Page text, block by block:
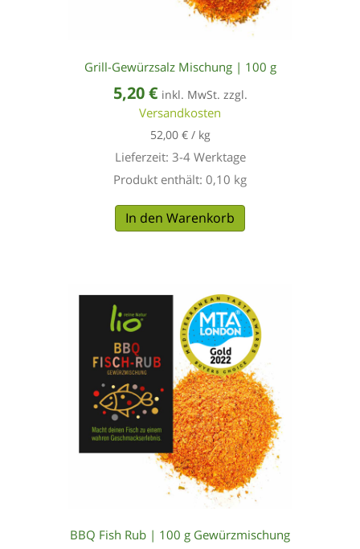
Grill-Gewürzsalz Mischung | 100 g
5,20€ inkl. MwSt. zzgl.
Versandkosten
52,00 €/ kg
Lieferzeit: 3-4 Werktage
Produkt enthält: 0,10 kg
In den Warenkorb
BBQ Fish Rub | 100 g Gewürzmischung